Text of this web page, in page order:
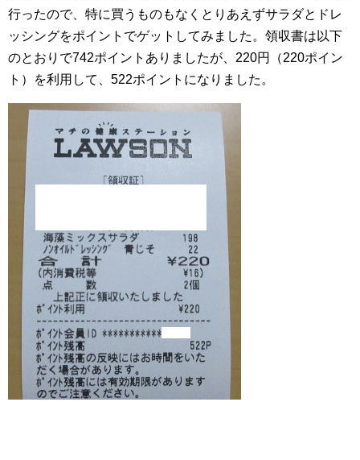
行ったので、特に買うものもなくとりあえずサラダとドレ
ッシングをポイントでゲットしてみました。領収書は以下
のとおりで742ポイントありましたが、220円（220ポイン
ト）を利用して、522ポイントになりました。